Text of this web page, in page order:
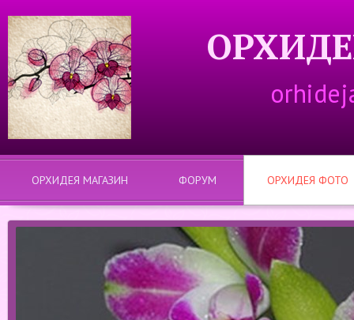
ОРХИДЕЯ МАГАЗИН ФОРУМ ОРХИДЕЯ ФОТО